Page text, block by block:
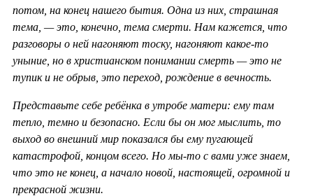
потом, на конец нашего бытия. Одна из них, страшная
тема, — это, конечно, тема смерти. Нам кажется, что
разговоры о ней нагоняют тоску, нагоняют какое-то
уныние, но в христианском понимании смерть — это не
тупик и не обрыв, это переход, рождение в вечность.
Представьте себе ребёнка в утробе матери: ему там
тепло, темно и безопасно. Если бы он мог мыслить, то
выход во внешний мир показался бы ему пугающей
катастрофой, концом всего. Но мы-то с вами уже знаем,
что это не конец, а начало новой, настоящей, огромной и
прекрасной жизни.